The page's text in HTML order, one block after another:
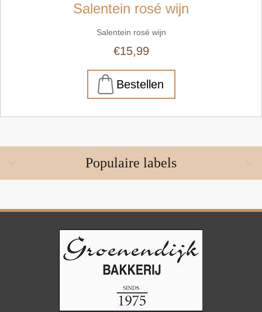
Salentein rosé wijn
Salentein rosé wijn
€15,99
Populaire labels